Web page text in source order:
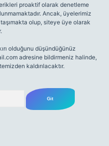
proaktif olarak denetleme
Ancak, üyelerimiz
olup, siteye üye olarak
olduğunu düşündüğünüz
adresine bildirmeniz halinde,
kaldırılacaktır.